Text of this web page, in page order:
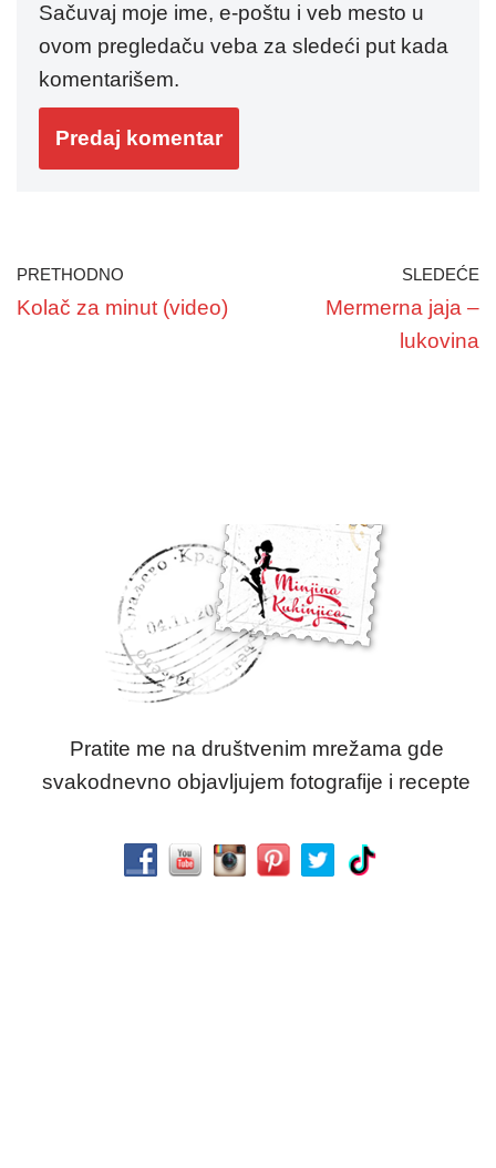
Sačuvaj moje ime, e-poštu i veb mesto u
ovom pregledaču veba za sledeći put kada
komentarišem.
PRETHODNO
Kolač za minut (video)
SLEDEĆE
Mermerna jaja –
lukovina
Pratite me na društvenim mrežama gde
svakodnevno objavljujem fotografije i recepte